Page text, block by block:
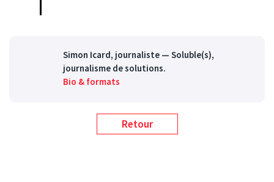
Simon Icard, journaliste — Soluble(s),
journalisme de solutions.
Bio & formats
Retour